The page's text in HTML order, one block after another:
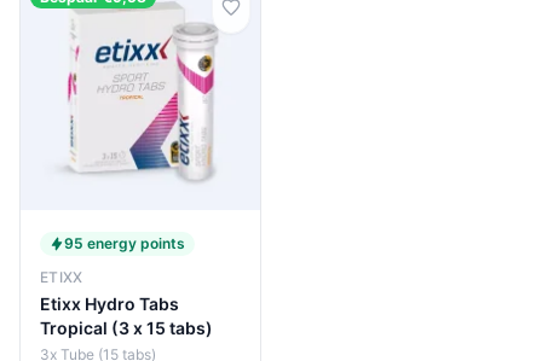
95 energy points
ETIXX
Etixx Hydro Tabs
Tropical (3 x 15 tabs)
3x Tube (15 tabs)